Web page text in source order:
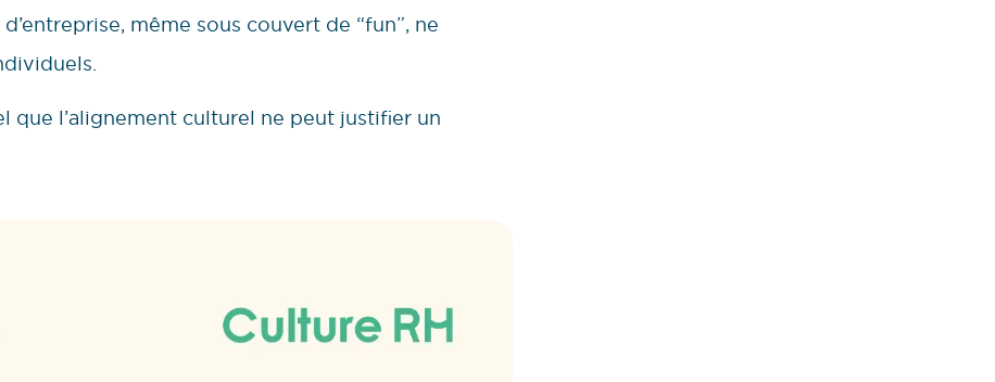
même sous couvert de “fun”, ne
que l’alignement culturel ne peut justifier un